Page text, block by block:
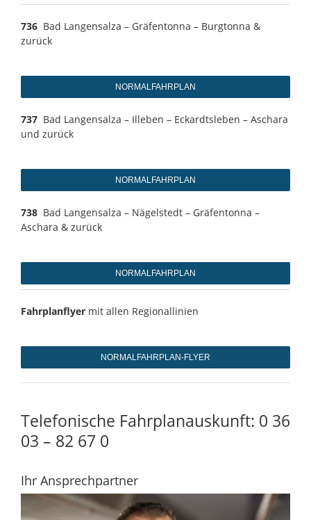
736 Bad Langensalza – Gräfentonna – Burgtonna &
zurück
NORMALFAHRPLAN
737 Bad Langensalza – Illeben – Eckardtsleben – Aschara
und zurück
NORMALFAHRPLAN
738 Bad Langensalza – Nägelstedt – Gräfentonna –
Aschara & zurück
NORMALFAHRPLAN
Fahrplanflyermit allen Regionallinien
NORMALFAHRPLAN-FLYER
Telefonische Fahrplanauskunft: 0 36
03 – 82 67 0
Ihr Ansprechpartner